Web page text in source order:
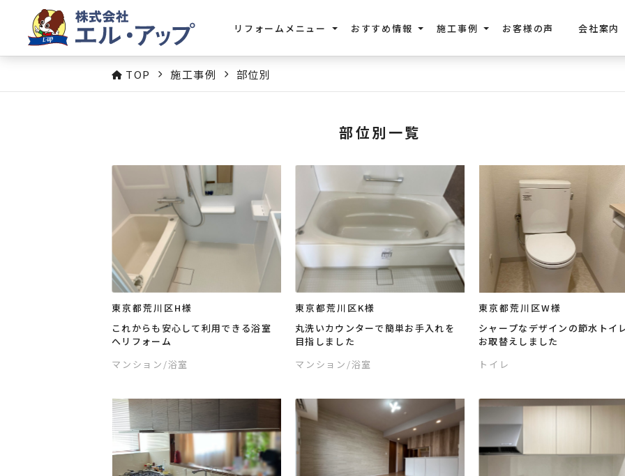
リフォームメニュー おすすめ情報 施工事例 お客様の声 会社案内
TOP 施工事例 部位別
部位別一覧
東京都荒川区H様
これからも安心して利用できる浴室
へリフォーム
マンション /浴室
東京都荒川区K様
丸洗いカウンターで簡単お手入れを
目指しました
マンション /浴室
東京都荒川区W様
シャープなデザインの節水トイ
お取替えしました
トイレ